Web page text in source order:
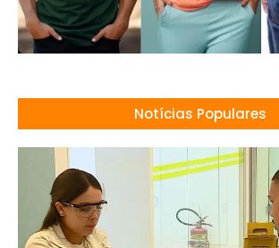
Notícias Populares